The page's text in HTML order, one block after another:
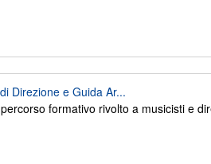
Direzione e Guida Ar...
formativo rivolto a musicisti e